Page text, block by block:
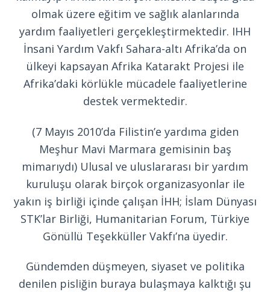
olmak üzere eğitim ve sağlık alanlarında
yardım faaliyetleri gerçekleştirmektedir. IHH
İnsani Yardım Vakfı Sahara-altı Afrika’da on
ülkeyi kapsayan Afrika Katarakt Projesi ile
Afrika’daki körlükle mücadele faaliyetlerine
destek vermektedir.
(7 Mayıs 2010’da Filistin’e yardıma giden
Meşhur Mavi Marmara gemisinin baş
mimarıydı) Ulusal ve uluslararası bir yardım
kuruluşu olarak birçok organizasyonlar ile
yakın iş birliği içinde çalışan İHH; İslam Dünyası
STK’lar Birliği, Humanitarian Forum, Türkiye
Gönüllü Teşekküller Vakfı’na üyedir.
Gündemden düşmeyen, siyaset ve politika
denilen pisliğin buraya bulaşmaya kalktığı şu